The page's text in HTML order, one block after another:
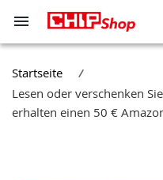
Navigation
umschalten
Hier
den
ganzen
Shop
Wenn
Sie
in
dieses
Startseite
Lesen oder verschenken
erhalten einen 50 €